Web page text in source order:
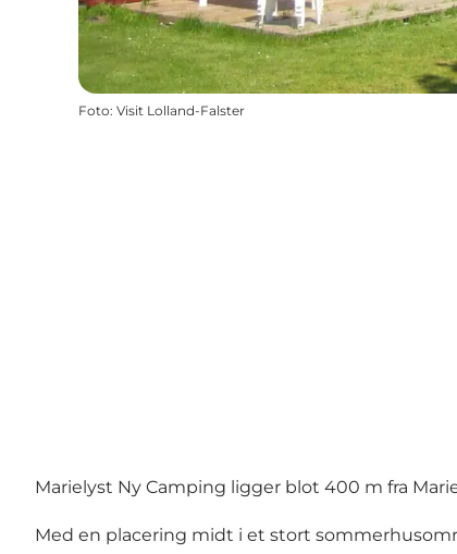
Foto: Visit Lolland-Falster
Marielyst Ny Camping ligger blot 400 m fra
Med en placering midt i et stort